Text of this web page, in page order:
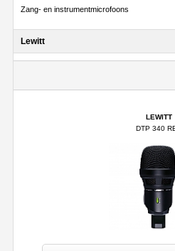
Zang- en instrumentmicrofoons
Lewitt
LEWITT
DTP 340